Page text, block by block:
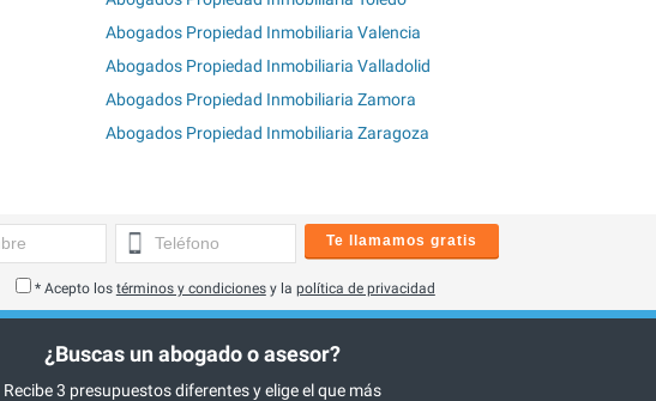
Abogados Propiedad Inmobiliaria Valencia
Abogados Propiedad Inmobiliaria Valladolid
Abogados Propiedad Inmobiliaria Zamora
Abogados Propiedad Inmobiliaria Zaragoza
Te llamamos gratis
* Acepto los términos y condicionesy la política de privacidad
¿Buscas un abogado o asesor?
Recibe 3 presupuestos diferentes y elige el que más